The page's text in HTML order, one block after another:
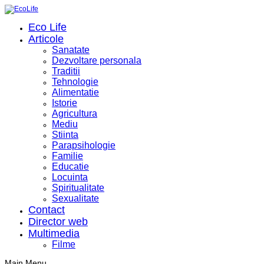
Eco Life
Articole
Sanatate
Dezvoltare personala
Traditii
Tehnologie
Alimentatie
Istorie
Agricultura
Mediu
Stiinta
Parapsihologie
Familie
Educatie
Locuinta
Spiritualitate
Sexualitate
Contact
Director web
Multimedia
Filme